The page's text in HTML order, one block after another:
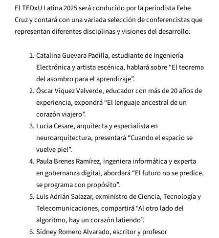
El TEDxU Latina 2025 será conducido por la periodista Febe
Cruz y contará con una variada selección de conferencistas que
representan diferentes disciplinas y visiones del desarrollo:
Catalina Guevara Padilla, estudiante de Ingeniería
Electrónica y artista escénica, hablará sobre “El teorema
del asombro para el aprendizaje”.
Óscar Víquez Valverde, educador con más de 20 años de
experiencia, expondrá “El lenguaje ancestral de un
corazón viajero”.
Lucia Cesare, arquitecta y especialista en
neuroarquitectura, presentará “Cuando el espacio se
vuelve piel”.
Paula Brenes Ramírez, ingeniera informática y experta
en gobernanza digital, abordará “El futuro no se predice,
se programa con propósito”.
Luis Adrián Salazar, exministro de Ciencia, Tecnología y
Telecomunicaciones, compartirá “Al otro lado del
algoritmo, hay un corazón latiendo”.
Sidney Romero Alvarado, escritor y profesor